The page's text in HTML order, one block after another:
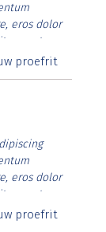
eros dolor
erat.
lorem
proefrit
eros dolor
erat.
lorem
proefrit